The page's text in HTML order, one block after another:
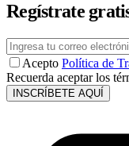
Regístrate
Acepto Política de
Recuerda aceptar los
INSCRÍBETE AQUÍ